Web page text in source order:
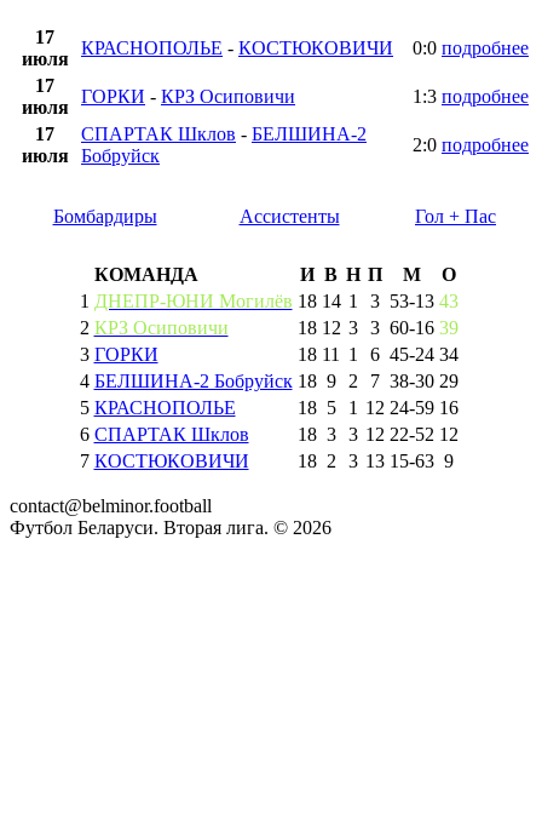
17
июля
КРАСНОПОЛЬЕ - КОСТЮКОВИЧИ 0:0 подробнее
17
июля
ГОРКИ - КРЗ Осиповичи 1:3 подробнее
17
июля
СПАРТАК Шклов - БЕЛШИНА-2
Бобруйск
2:0 подробнее
Бомбардиры Ассистенты Гол + Пас
КОМАНДА И В Н П М
О
1 ДНЕПР-ЮНИ Могилёв 18 14 1 3 53-13 43
2 КРЗ Осиповичи 18 12 3 3 60-16 39
3 ГОРКИ 18 11 1 6 45-24 34
4 БЕЛШИНА-2 Бобруйск 18 9 2 7 38-30 29
5 КРАСНОПОЛЬЕ 18 5 1 12 24-59 16
6 СПАРТАК Шклов 18 3 3 12 22-52 12
7 КОСТЮКОВИЧИ 18 2 3 13 15-63 9
contact@belminor.football
Футбол Беларуси. Вторая лига. © 2026